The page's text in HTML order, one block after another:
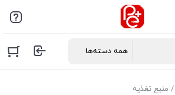
/ منبع تغذیه